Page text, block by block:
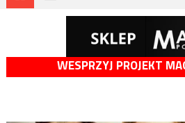
WESPRZYJ PROJEKT